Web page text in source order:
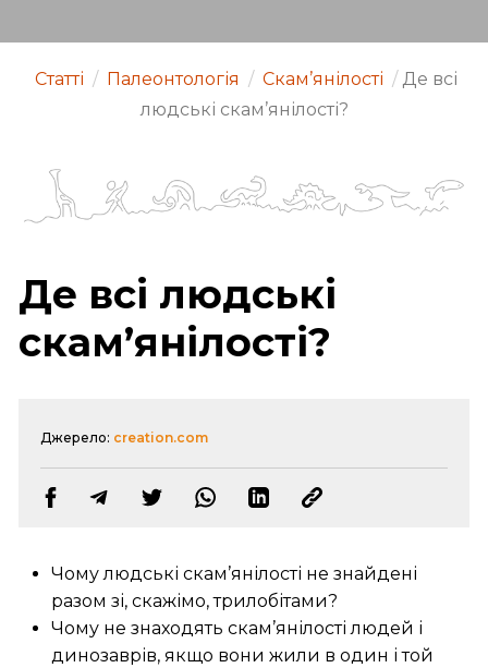
Статті / Палеонтологія / Скам’янілості / Де всі
людські скам’янілості?
Де всі людські
скам’янілості?
Джерело: creation.com
Чому людські скам’янілості не знайдені
разом зі, скажімо, трилобітами?
Чому не знаходять скам’янілості людей і
динозаврів, якщо вони жили в один і той